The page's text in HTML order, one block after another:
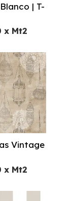
| T-
x Mt2
Vintage
x Mt2